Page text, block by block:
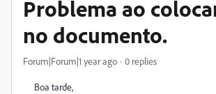
Problema ao
no documento.
Forum|Forum|1 year ago 0 replies
Boa tarde,